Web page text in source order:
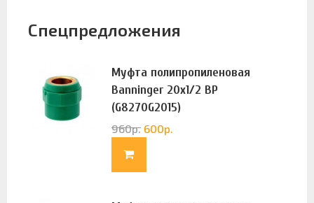
Спецпредложения
Муфта полипропиленовая
Banninger 20х1/2 ВР
(G8270G2015)
960р. 600р.